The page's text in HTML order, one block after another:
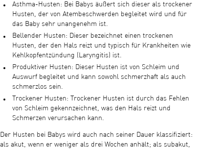
Asthma-Husten: Bei Babys äußert sich dieser als trockener
Husten, der von Atembeschwerden begleitet wird und für
das Baby sehr unangenehm ist.
Bellender Husten: Dieser bezeichnet einen trockenen
Husten, der den Hals reizt und typisch für Krankheiten wie
Kehlkopfentzündung (Laryngitis) ist.
Produktiver Husten: Dieser Husten ist von Schleim und
Auswurf begleitet und kann sowohl schmerzhaft als auch
schmerzlos sein.
Trockener Husten: Trockener Husten ist durch das Fehlen
von Schleim gekennzeichnet, was den Hals reizt und
Schmerzen verursachen kann.
Der Husten bei Babys wird auch nach seiner Dauer klassifiziert:
als akut, wenn er weniger als drei Wochen anhält; als subakut,